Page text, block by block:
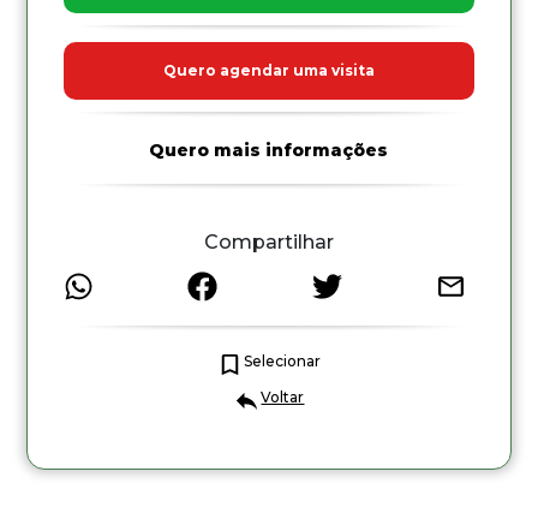
Quero agendar uma visita
Quero mais informações
Compartilhar
Selecionar
Voltar